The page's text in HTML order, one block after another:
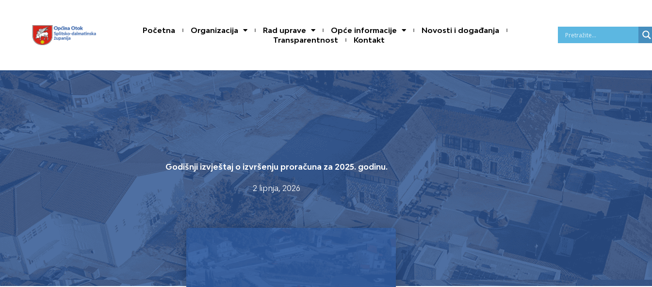
Početna Organizacija Rad uprave Opće informacije
Novosti i događanja
Transparentnost
Kontakt
Godišnji izvještaj o izvršenju proračuna za 2025. godinu.
2 lipnja, 2026